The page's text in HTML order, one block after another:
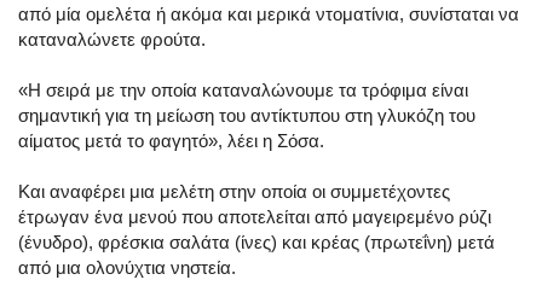
από μία ομελέτα ή ακόμα και μερικά ντοματίνια, συνίσταται να
καταναλώνετε φρούτα.
«Η σειρά με την οποία καταναλώνουμε τα τρόφιμα είναι
σημαντική για τη μείωση του αντίκτυπου στη γλυκόζη του
αίματος μετά το φαγητό», λέει η Σόσα.
Και αναφέρει μια μελέτη στην οποία οι συμμετέχοντες
έτρωγαν ένα μενού που αποτελείται από μαγειρεμένο ρύζι
(ένυδρο), φρέσκια σαλάτα (ίνες) και κρέας (πρωτεΐνη) μετά
από μια ολονύχτια νηστεία.